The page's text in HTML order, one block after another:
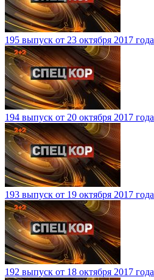
195 выпуск от 23 октября 2017 года
194 выпуск от 20 октября 2017 года
193 выпуск от 19 октября 2017 года
192 выпуск от 18 октября 2017 года